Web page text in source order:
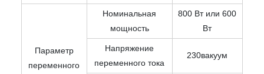
Параметр
переменного
Номинальная
мощность
800 Вт или 600
Вт
Напряжение
переменного тока
230вакуум